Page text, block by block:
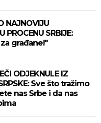
NAJNOVIJU
PROCENU SRBIJE:
građane!"
ODJEKNULE IZ
Sve što tražimo
nas Srbe i da nas